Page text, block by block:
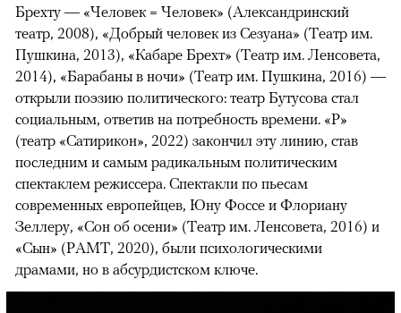
Брехту — «Человек = Человек» (Александринский
театр, 2008), «Добрый человек из Сезуана» (Театр им.
Пушкина, 2013), «Кабаре Брехт» (Театр им. Ленсовета,
2014), «Барабаны в ночи» (Театр им. Пушкина, 2016) —
открыли поэзию политического: театр Бутусова стал
социальным, ответив на потребность времени. «Р»
(театр «Сатирикон», 2022) закончил эту линию, став
последним и самым радикальным политическим
спектаклем режиссера. Спектакли по пьесам
современных европейцев, Юну Фоссе и Флориану
Зеллеру, «Сон об осени» (Театр им. Ленсовета, 2016) и
«Сын» (РАМТ, 2020), были психологическими
драмами, но в абсурдистском ключе.